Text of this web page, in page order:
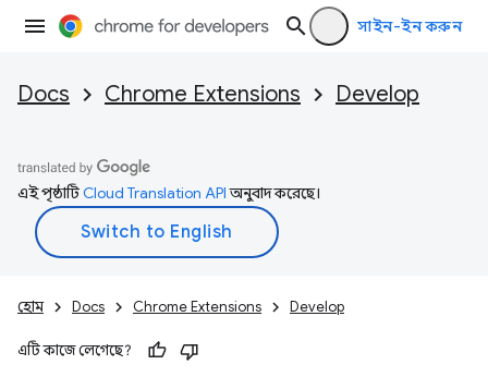
সাইন-ইন করুন
Docs Chrome Extensions Develop
এই পৃষ্ঠাটিCloud Translation APIঅনুবাদ করেছে।
হোম Docs Chrome Extensions Develop
এটি কাজে লেগেছে?